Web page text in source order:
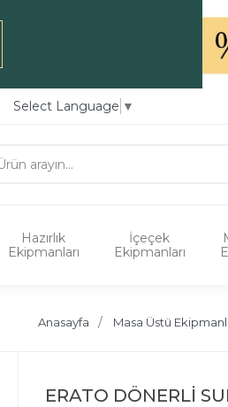
Select Language ▼
Hazırlık
Ekipmanları
İçeçek
Ekipmanları
Anasayfa Masa Üstü
ERATO DÖNERLİ